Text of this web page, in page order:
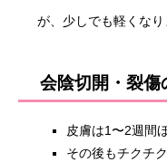
が、少しでも軽くなり
会陰切開・裂傷
皮膚は1〜2週間
その後もチクチ